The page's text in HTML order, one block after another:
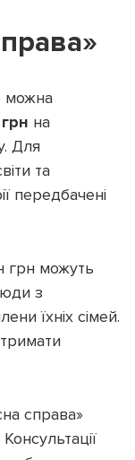
можна
на
Для
та
передбачені
грн можуть
з
їхніх сімей.
справа»